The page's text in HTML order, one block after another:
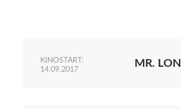
KINOSTART:
14.09.2017
MR.